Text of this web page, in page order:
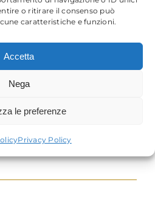
o ritirare il consenso può
caratteristiche e funzioni.
Accetta
Nega
le preferenze
Privacy Policy